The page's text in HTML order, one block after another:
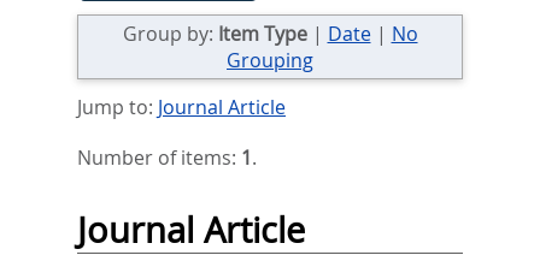
Group by: Item Type| Date| No
Grouping
Jump to: Journal Article
Number of items: 1.
Journal Article